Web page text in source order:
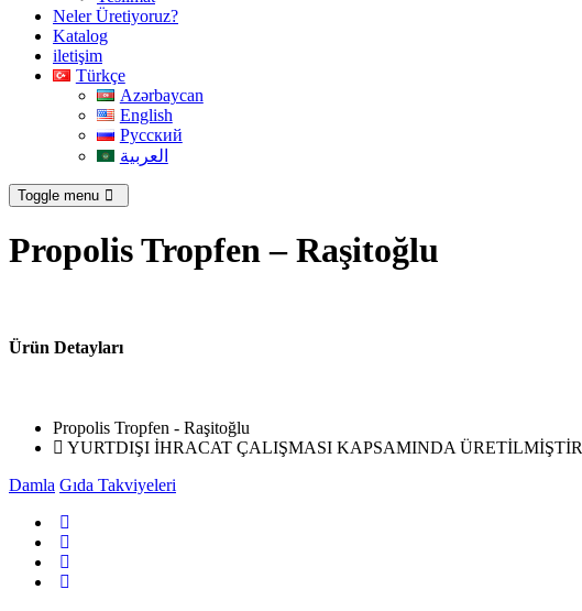
Neler Üretiyoruz?
Katalog
iletişim
Türkçe
Azərbaycan
English
Русский
العربية
Toggle menu
Propolis Tropfen – Raşitoğlu
Ürün Detayları
Propolis Tropfen - Raşitoğlu
YURTDIŞI İHRACAT ÇALIŞMASI KAPSAMINDA ÜRETİLMİŞTİR
Damla Gıda Takviyeleri